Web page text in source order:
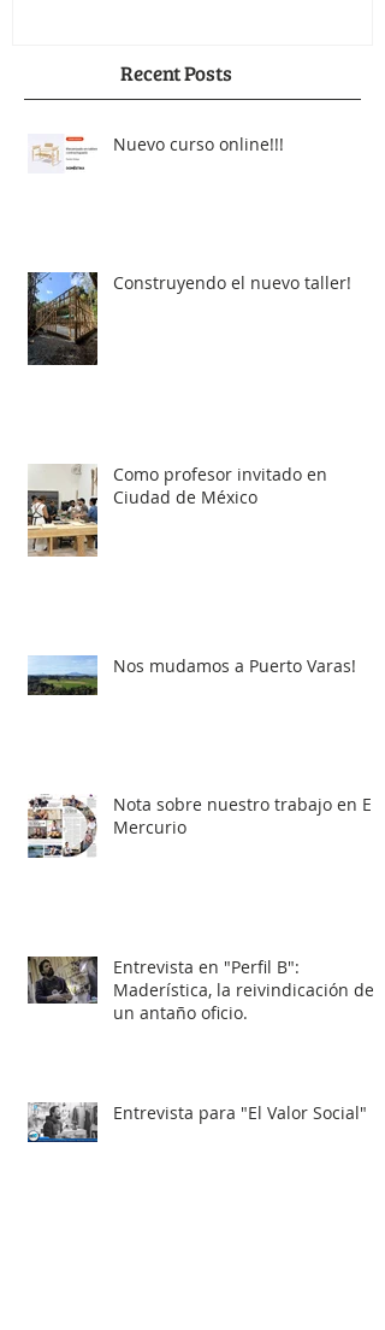
Recent Posts
Nuevo curso online!!!
Construyendo el nuevo taller!
Como profesor invitado en
Ciudad de México
Nos mudamos a Puerto Varas!
Nota sobre nuestro trabajo en El
Mercurio
Entrevista en "Perfil B":
Maderística, la reivindicación de
un antaño oficio.
Entrevista para "El Valor Social"